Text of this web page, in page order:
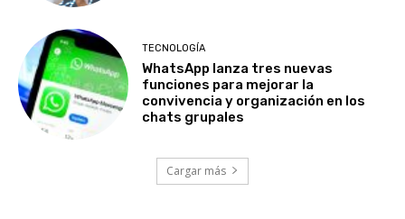
TECNOLOGÍA
WhatsApp lanza tres nuevas
funciones para mejorar la
convivencia y organización en los
chats grupales
Cargar más